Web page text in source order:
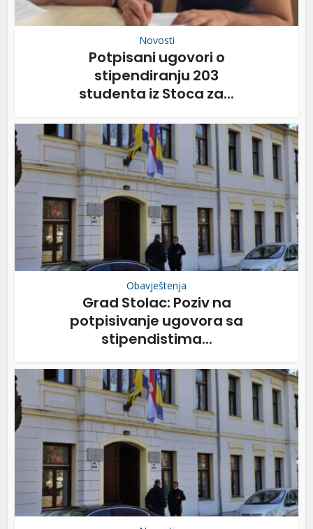
Novosti
Potpisani ugovori o
stipendiranju 203
studenta iz Stoca za...
Obavještenja
Grad Stolac: Poziv na
potpisivanje ugovora sa
stipendistima...